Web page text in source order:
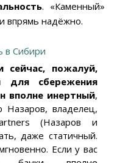
. «Каменный»
впрямь надёжно.
сейчас, пожалуй,
для сбережения
вполне инертный,
Назаров, владелец,
(Назаров и
даже статичный.
Если у вас